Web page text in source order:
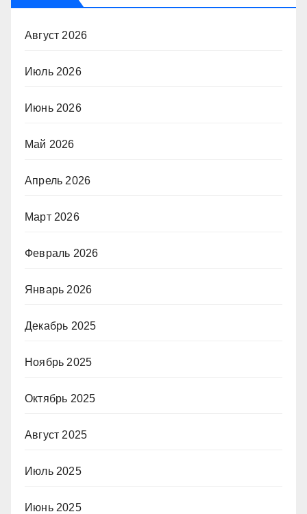
Август 2026
Июль 2026
Июнь 2026
Май 2026
Апрель 2026
Март 2026
Февраль 2026
Январь 2026
Декабрь 2025
Ноябрь 2025
Октябрь 2025
Август 2025
Июль 2025
Июнь 2025